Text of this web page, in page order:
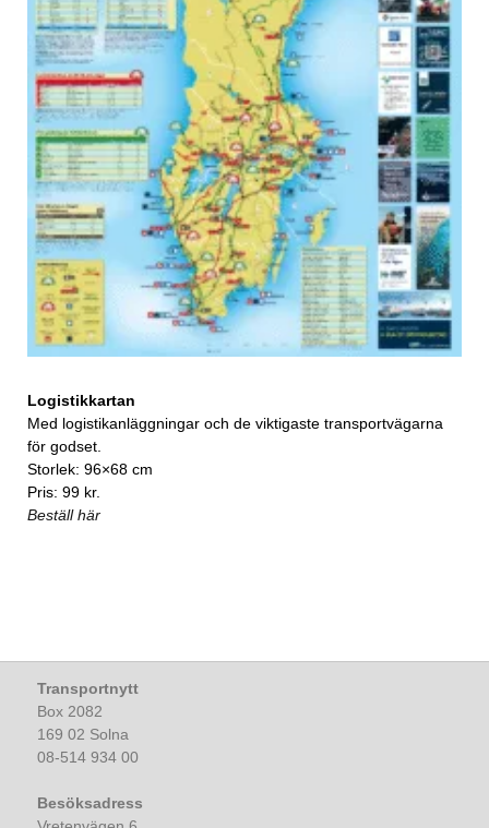
Logistikkartan
Med logistikanläggningar och de viktigaste transportvägarna
för godset.
Storlek: 96×68 cm
Pris: 99 kr.
Beställ här
Transportnytt
Box 2082
169 02 Solna
08-514 934 00
Besöksadress